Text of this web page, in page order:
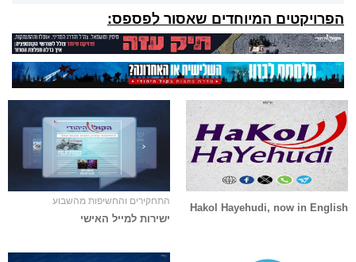
הפרויקטים המיוחדים שאסור לפספס:
Hakol Hayehudi, now in English
התחקירים והחשיפות מהשבוע
ישירות למייל האישי